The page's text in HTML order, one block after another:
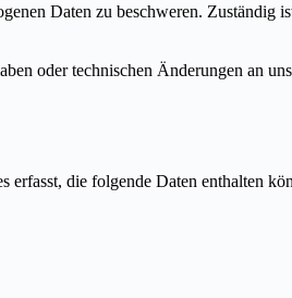
Daten zu beschweren. Zuständig
oder technischen Änderungen an
erfasst, die folgende Daten enthalten